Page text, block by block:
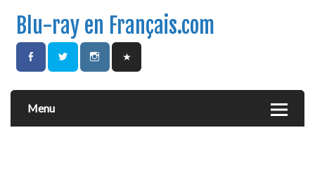
Blu-ray en Français.com
Menu